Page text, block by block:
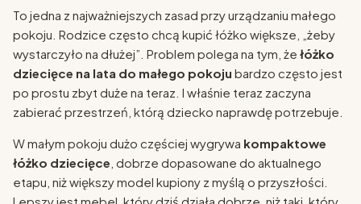
To jedna z najważniejszych zasad przy urządzaniu małego
pokoju. Rodzice często chcą kupić łóżko większe, „żeby
wystarczyło na dłużej”. Problem polega na tym, że łóżko
dziecięce na lata do małego pokoju bardzo często jest
po prostu zbyt duże na teraz. I właśnie teraz zaczyna
zabierać przestrzeń, którą dziecko naprawdę potrzebuje.
W małym pokoju dużo częściej wygrywa kompaktowe
łóżko dziecięce , dobrze dopasowane do aktualnego
etapu, niż większy model kupiony z myślą o przyszłości.